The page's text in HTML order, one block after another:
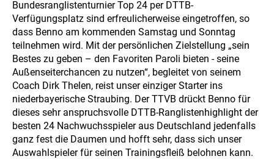
Bundesranglistenturnier Top 24 per DTTB-
Verfügungsplatz sind erfreulicherweise eingetroffen, so
dass Benno am kommenden Samstag und Sonntag
teilnehmen wird. Mit der persönlichen Zielstellung „sein
Bestes zu geben – den Favoriten Paroli bieten - seine
Außenseiterchancen zu nutzen“, begleitet von seinem
Coach Dirk Thelen, reist unser einziger Starter ins
niederbayerische Straubing. Der TTVB drückt Benno für
dieses sehr anspruchsvolle DTTB-Ranglistenhighlight der
besten 24 Nachwuchsspieler aus Deutschland jedenfalls
ganz fest die Daumen und hofft sehr, dass sich unser
Auswahlspieler für seinen Trainingsfleiß belohnen kann.